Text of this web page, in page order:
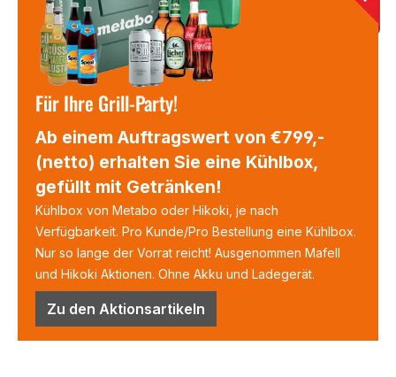
Für Ihre Grill-Party!
Ab einem Auftragswert von €799,-
(netto) erhalten Sie eine Kühlbox,
gefüllt mit Getränken!
Kühlbox von Metabo oder Hikoki, je nach
Verfügbarkeit. Pro Kunde/Pro Bestellung eine Kühlbox.
Nur so lange der Vorrat reicht! Ausgenommen Mafell
und Hikoki Aktionen. Ohne Akku und Ladegerät.
Zu den Aktionsartikeln